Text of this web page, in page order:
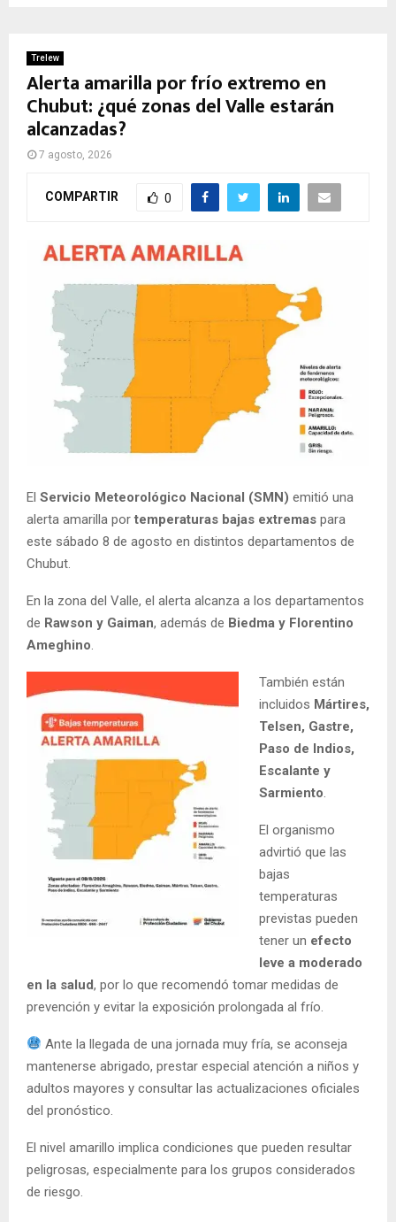
Trelew
Alerta amarilla por frío extremo en
Chubut: ¿qué zonas del Valle estarán
alcanzadas?
7 agosto, 2026
COMPARTIR 0
El Servicio Meteorológico Nacional (SMN) emitió una
alerta amarilla por temperaturas bajas extremas para
este sábado 8 de agosto en distintos departamentos de
Chubut.
En la zona del Valle, el alerta alcanza a los departamentos
de Rawson y Gaiman, además de Biedma y Florentino
Ameghino
También están
incluidos Mártires,
Telsen, Gastre,
Paso de Indios,
Escalante y
Sarmiento
El organismo
advirtió que las
bajas
temperaturas
previstas pueden
tener un efecto
leve a moderado
en la salud, por lo que recomendó tomar medidas de
prevención y evitar la exposición prolongada al frío.
Ante la llegada de una jornada muy fría, se aconseja
mantenerse abrigado, prestar especial atención a niños y
adultos mayores y consultar las actualizaciones oficiales
del pronóstico.
El nivel amarillo implica condiciones que pueden resultar
peligrosas, especialmente para los grupos considerados
de riesgo.